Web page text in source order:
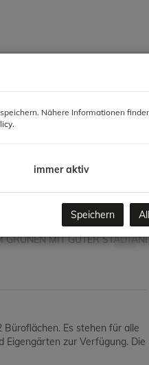
Büroflächen. Es stehen für alle
Eigengärten zur Verfügung. Die
Nähere Informationen
.
immer aktiv
Speichern